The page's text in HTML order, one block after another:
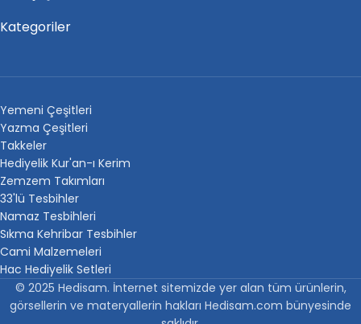
Kategoriler
Yemeni Çeşitleri
Yazma Çeşitleri
Takkeler
Hediyelik Kur'an-ı Kerim
Zemzem Takımları
33'lü Tesbihler
Namaz Tesbihleri
Sıkma Kehribar Tesbihler
Cami Malzemeleri
Hac Hediyelik Setleri
© 2025 Hedisam. İnternet sitemizde yer alan tüm ürünlerin,
görsellerin ve materyallerin hakları Hedisam.com bünyesinde